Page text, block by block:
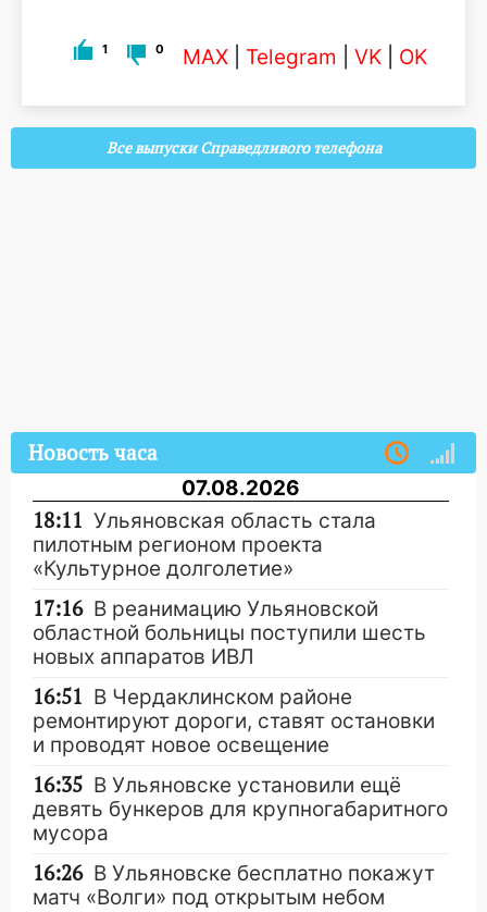
1 0 MAX Telegram VK OK
Все выпуски Справедливого телефона
Новость часа
07.08.2026
18:11 Ульяновская область стала
пилотным регионом проекта
«Культурное долголетие»
17:16 В реанимацию Ульяновской
областной больницы поступили шесть
новых аппаратов ИВЛ
16:51 В Чердаклинском районе
ремонтируют дороги, ставят остановки
и проводят новое освещение
16:35 В Ульяновске установили ещё
девять бункеров для крупногабаритного
мусора
16:26 В Ульяновске бесплатно покажут
матч «Волги» под открытым небом